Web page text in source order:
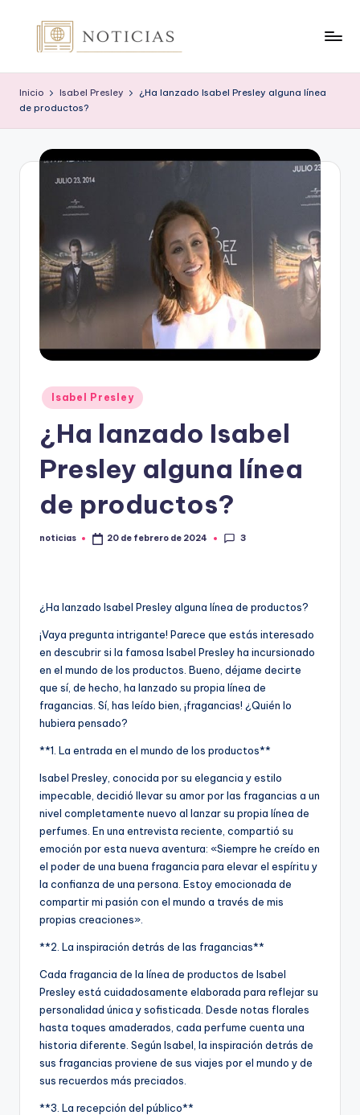
contenido
o
t
Inicio Isabel Presley
¿Ha lanzado Isabel Presley alguna línea
de productos?
Publicado
en
Isabel Presley
¿Ha lanzado Isabel
Presley alguna línea
de productos?
Publicado
noticias 20 de febrero de 2024 3
¿Ha lanzado Isabel Presley alguna línea de productos?
¡Vaya pregunta intrigante! Parece que estás interesado
en descubrir si la famosa Isabel Presley ha incursionado
en el mundo de los productos. Bueno, déjame decirte
que sí, de hecho, ha lanzado su propia línea de
fragancias. Sí, has leído bien, ¡fragancias! ¿Quién lo
hubiera pensado?
**1. La entrada en el mundo de los productos**
Isabel Presley, conocida por su elegancia y estilo
impecable, decidió llevar su amor por las fragancias a un
nivel completamente nuevo al lanzar su propia línea de
perfumes. En una entrevista reciente, compartió su
emoción por esta nueva aventura: «Siempre he creído en
el poder de una buena fragancia para elevar el espíritu y
la confianza de una persona. Estoy emocionada de
compartir mi pasión con el mundo a través de mis
propias creaciones».
**2. La inspiración detrás de las fragancias**
Cada fragancia de la línea de productos de Isabel
Presley está cuidadosamente elaborada para reflejar su
personalidad única y sofisticada. Desde notas florales
hasta toques amaderados, cada perfume cuenta una
historia diferente. Según Isabel, la inspiración detrás de
sus fragancias proviene de sus viajes por el mundo y de
sus recuerdos más preciados.
**3. La recepción del público**